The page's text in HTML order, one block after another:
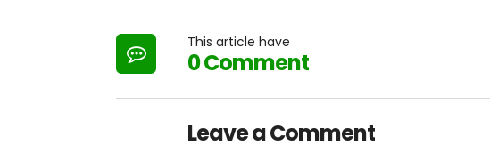
This article have
0 Comment
Leave a Comment